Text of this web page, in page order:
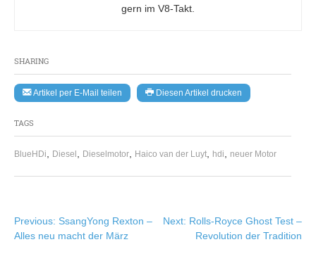
SHARING
Artikel per E-Mail teilen Diesen Artikel drucken
TAGS
BlueHDi, Diesel , Dieselmotor, Haico van der Luyt, hdi, neuer Motor
gern im V8-Takt.
Beitragsnavigation
Previous: SsangYong Rexton –
Alles neu macht der März
Next: Rolls-Royce Ghost Test –
Revolution der Tradition